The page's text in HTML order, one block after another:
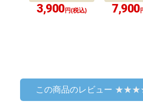
3,900円(税込) 7,900
この商品のレビュー